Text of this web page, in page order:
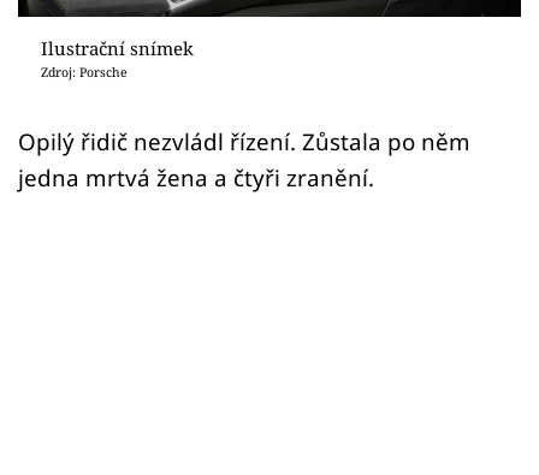
Sledujte prima+
Přihlášení
Sledujte nás
Ilustrační snímek
Zdroj: Porsche
Opilý řidič nezvládl řízení. Zůstala po něm
jedna mrtvá žena a čtyři zranění.